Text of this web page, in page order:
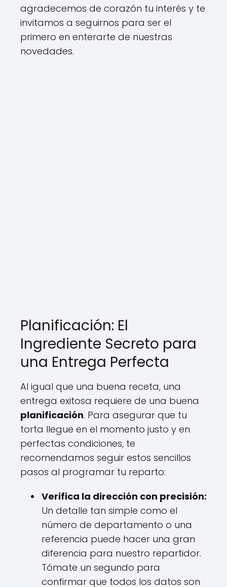
agradecemos de corazón tu interés y te
invitamos a seguirnos para ser el
primero en enterarte de nuestras
novedades.
Planificación: El
Ingrediente Secreto para
una Entrega Perfecta
Al igual que una buena receta, una
entrega exitosa requiere de una buena
planificación. Para asegurar que tu
torta llegue en el momento justo y en
perfectas condiciones, te
recomendamos seguir estos sencillos
pasos al programar tu reparto:
Verifica la dirección con precisión:
Un detalle tan simple como el
número de departamento o una
referencia puede hacer una gran
diferencia para nuestro repartidor.
Tómate un segundo para
confirmar que todos los datos son